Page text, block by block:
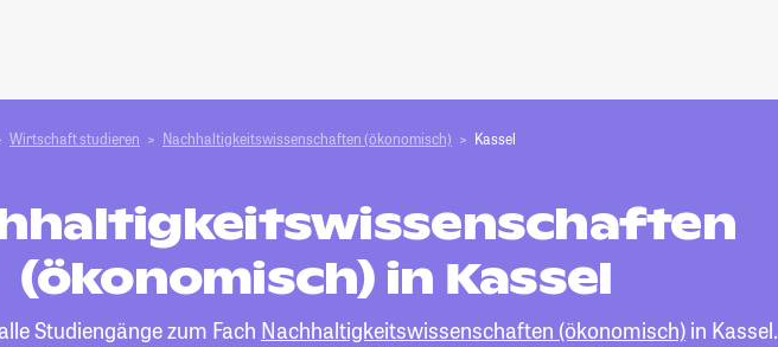
Wirtschaft studieren Nachhaltigkeitswissenschaften (ökonomisch) Kassel
(ökonomisch) in Kassel
Studiengänge zum Fach Nachhaltigkeitswissenschaften (ökonomisch) in Kassel.